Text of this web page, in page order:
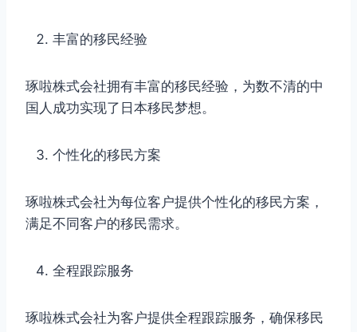
丰富的移民经验
琢啦株式会社拥有丰富的移民经验，为数不清的中
国人成功实现了日本移民梦想。
个性化的移民方案
琢啦株式会社为每位客户提供个性化的移民方案，
满足不同客户的移民需求。
全程跟踪服务
琢啦株式会社为客户提供全程跟踪服务，确保移民